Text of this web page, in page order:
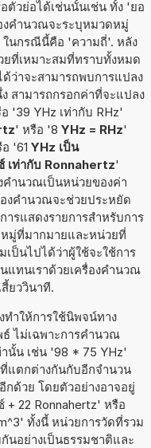
ตัวย่อได้เช่นนั้นเช่น ทั้ง 'ยอ
งคำนวณจะระบุหมวดหมู่
ในกรณีนี้คือ 'ความถี่'. หลัง
ที่เหมาะสมที่ทราบทั้งหมด
ว่าจะสามารถพบการแปลง
สามารถกรอกค่าที่จะแปลง
'39 YHz เท่ากับ RHz'
' หรือ '8 YHz = RHz'
'61 YHz เป็น
เท่ากับ Ronnahertz'
คำนวณเป็นหน่วยของค่า
งคำนวณจะช่วยประหยัด
ารแสดงรายการสำหรับการ
มู่ที่มากมายและหน่วยที่
ป็นไปได้ว่าผู้ใช้จะใช้การ
ทนเราด้วยเครื่องคำนวณ
ยววินาที.
ำให้การใช้นิพจน์ทาง
ไม่เฉพาะการคำนวณ
นั้น เช่น '98 * 75 YHz'
แตกต่างกันกับอีกจำนวน
กด้วย โดยตัวอย่างอาจอยู่
22 Ronnahertz' หรือ
ทั้งนี้ หน่วยการวัดที่รวม
นอย่างเป็นธรรมชาติและ